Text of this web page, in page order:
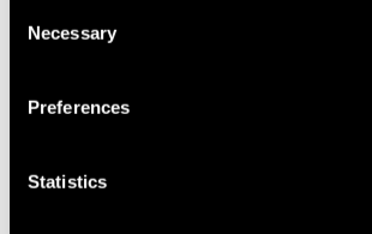
the Privacy trigger icon.
Collect information about your
meters
Identify your device by actively
Selection
Necessary
Preferences
Statistics